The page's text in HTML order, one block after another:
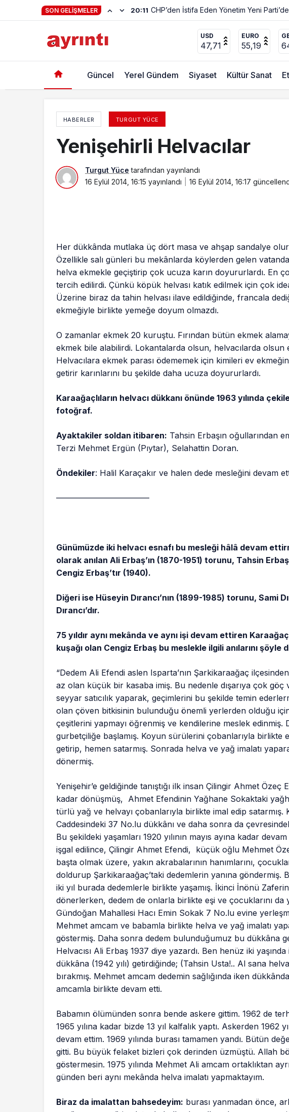
SON GELIŞMELER 23:01 Hayat Kendiliğinden Değişmez
USD
47,71
EURO
55,19
Güncel Yerel Gündem Siyaset Kültür Sanat
HABERLER TURGUT YÜCE
Yenişehirli Helvacılar
Turgut Yüce tarafından yayınlandı
16 Eylül 2014, 16:15 yayınlandı 16 Eylül 2014, 16:17
Her dükkânda mutlaka üç dört masa ve ahşap sandalye
Özellikle salı günleri bu mekânlarda köylerden gelen
helva ekmekle geçiştirip çok ucuza karın doyururlardı. En
tercih edilirdi. Çünkü köpük helvası katık edilmek için çok
Üzerine biraz da tahin helvası ilave edildiğinde, francala
ekmeğiyle birlikte yemeğe doyum olmazdı.
O zamanlar ekmek 20 kuruştu. Fırından bütün ekmek
ekmek bile alabilirdi. Lokantalarda olsun, helvacılarda olsun
Helvacılara ekmek parası ödememek için kimileri ev
getirir karınlarını bu şekilde daha ucuza doyururlardı.
Karaağaçlıların helvacı dükkanı önünde 1963 yılında
fotoğraf.
Ayaktakiler soldan itibaren: Tahsin Erbaşın oğullarından
Terzi Mehmet Ergün (Pıytar), Selahattin Doran.
Öndekiler: Halil Karaçakır ve halen dede mesleğini devam
———————————–
Günümüzde iki helvacı esnafı bu mesleği hâlâ devam
olarak anılan Ali Erbaş’ın (1870-1951) torunu, Tahsin
Cengiz Erbaş’tır (1940).
Diğeri ise Hüseyin Dırancı’nın (1899-1985) torunu, Sami
Dırancı’dır.
75 yıldır aynı mekânda ve aynı işi devam ettiren
kuşağı olan Cengiz Erbaş bu meslekle ilgili anılarını şöyle
“Dedem Ali Efendi aslen Isparta’nın Şarkikaraağaç
az olan küçük bir kasaba imiş. Bu nedenle dışarıya çok göç
seyyar satıcılık yaparak, geçimlerini bu şekilde temin
olan çöven bitkisinin bulunduğu önemli yerlerden olduğu
çeşitlerini yapmayı öğrenmiş ve kendilerine meslek edinmiş.
gurbetçiliğe başlamış. Koyun sürülerini çobanlarıyla birlikte
getirip, hemen satarmış. Sonrada helva ve yağ imalatı
dönermiş.
Yenişehir’e geldiğinde tanıştığı ilk insan Çilingir Ahmet Özeç
kadar dönüşmüş, Ahmet Efendinin Yağhane Sokaktaki
türlü yağ ve helvayı çobanlarıyla birlikte imal edip satarmış.
Caddesindeki 37 No.lu dükkânı ve daha sonra da
Bu şekildeki yaşamları 1920 yılının mayıs ayına kadar
işgal edilince, Çilingir Ahmet Efendi, küçük oğlu Mehmet
başta olmak üzere, yakın akrabalarının hanımlarını,
doldurup Şarkikaraağaç’taki dedemlerin yanına göndermiş.
iki yıl burada dedemlerle birlikte yaşamış. İkinci İnönü
dönerlerken, dedem de onlarla birlikte eşi ve çocuklarını da
Gündoğan Mahallesi Hacı Emin Sokak 7 No.lu evine
Mehmet amcam ve babamla birlikte helva ve yağ imalatı
göstermiş. Daha sonra dedem bulunduğumuz bu dükkâna
Helvacısı Ali Erbaş 1937 diye yazardı. Ben henüz iki
dükkâna (1942 yılı) getirdiğinde; (Tahsin Usta!.. Al sana
bırakmış. Mehmet amcam dedemin sağlığında iken
amcamla birlikte devam etti.
Babamın ölümünden sonra bende askere gittim. 1962 de
1965 yılına kadar bizde 13 yıl kalfalık yaptı. Askerden 1962
devam ettim. 1969 yılında burası tamamen yandı. Bütün
gitti. Bu büyük felaket bizleri çok derinden üzmüştü. Allah
göstermesin. 1975 yılında Mehmet Ali amcam ortaklıktan
günden beri aynı mekânda helva imalatı yapmaktayım.
Biraz da imalattan bahsedeyim: burası yanmadan önce,
Yenişehirli Helvacılar